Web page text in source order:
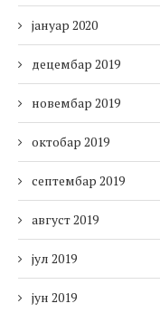
јануар 2020
децембар 2019
новембар 2019
октобар 2019
септембар 2019
август 2019
јул 2019
јун 2019